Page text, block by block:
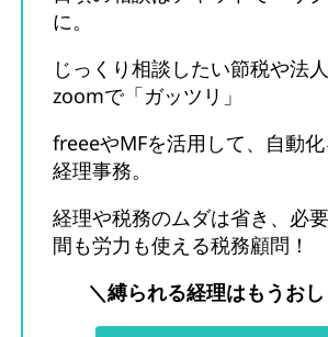
に。
じっくり相談したい節税や法
zoomで「ガッツリ」
freeeやMFを活用して、自動
経理事務。
経理や税務のムダは省き、必
間も労力も使える税務顧問！
＼縛られる経理はもうお